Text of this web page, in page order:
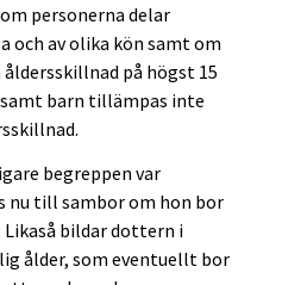
personerna delar
och av olika kön samt om
på högst 15
barn tillämpas inte
begreppen var
nu till sambor om hon bor
Likaså bildar dottern i
ålder, som eventuellt bor